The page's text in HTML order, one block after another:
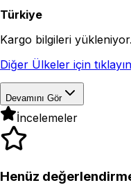
Türkiye
Kargo bilgileri
Diğer Ülkeler için
Devamını Gör
İncelemeler
Henüz